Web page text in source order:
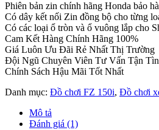
Phiên bản zin chính hãng Honda bảo
Có dây kết nối Zin đồng bộ cho từng
Có các loại ổ tròn và ổ vuông lắp cho
Cam Kết Hàng Chính Hãng 100%
Giá Luôn Ưu Đãi Rẻ Nhất Thị Trường
Đội Ngũ Chuyên Viên Tư Vấn Tận
Chính Sách Hậu Mãi Tốt Nhất
Danh mục: Đồ chơi FZ 150i, Đồ chơi
Mô tả
Đánh giá (1)